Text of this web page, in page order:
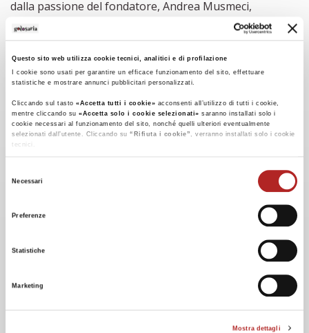
Questo sito web utilizza cookie tecnici, analitici e di profilazione
I cookie sono usati per garantire un efficace funzionamento del sito, effettuare
statistiche e mostrare annunci pubblicitari personalizzati.
Cliccando sul tasto«Accetta tutti i cookie» acconsenti all’utilizzo di tutti i cookie,
mentre cliccando su«Accetta solo i cookie selezionati»saranno installati solo i
cookie necessari al funzionamento del sito, nonché quelli ulteriori eventualmente
selezionati dall’utente. Cliccando su“Rifiuta i cookie”
, verranno installati solo i cookie
tecnici.
Necessari
Preferenze
Statistiche
Marketing
Mostra dettagli
dalla passione del fondatore, Andrea Musmeci,
consulente apprezzato da alcuni dei più grandi nomi del
Food & Wine e docente universitario presso l’Università
Cattolica. La missione di Rushnet è semplice ma
ambiziosa: utilizzare le ultime tecnologie e i nuovi canali
di comunicazione per migliorare non solo il rendimento
delle aziende con cui lavorano ma anche l’impressione
che queste lasciano sui loro clienti.
TAGS
I NOSTRI PORTALI